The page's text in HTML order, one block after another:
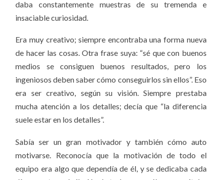
daba constantemente muestras de su tremenda e
insaciable curiosidad.
Era muy creativo; siempre encontraba una forma nueva
de hacer las cosas. Otra frase suya: “sé quecon buenos
medios se consiguen buenos resultados, pero los
ingeniosos deben saber cómo conseguirlos sin ellos”. Eso
era ser creativo, según su visión. Siempre prestaba
muchaatención a los detalles; decía que “la diferencia
suele estar en los detalles”.
Sabía ser un gran motivador y también cómo auto
motivarse. Reconocía que la motivación de todo el
equipo era algo que dependía de él, y se dedicaba cada